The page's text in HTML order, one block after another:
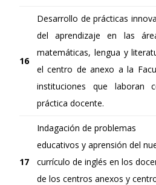
16
Desarrollo de prácticas
del aprendizaje en las
matemáticas, lengua y
el centro de anexo a la
instituciones que laboran
práctica docente.
17
Indagación de problemas
educativos y aprensión del
currículo de inglés en los
de los centros anexos y